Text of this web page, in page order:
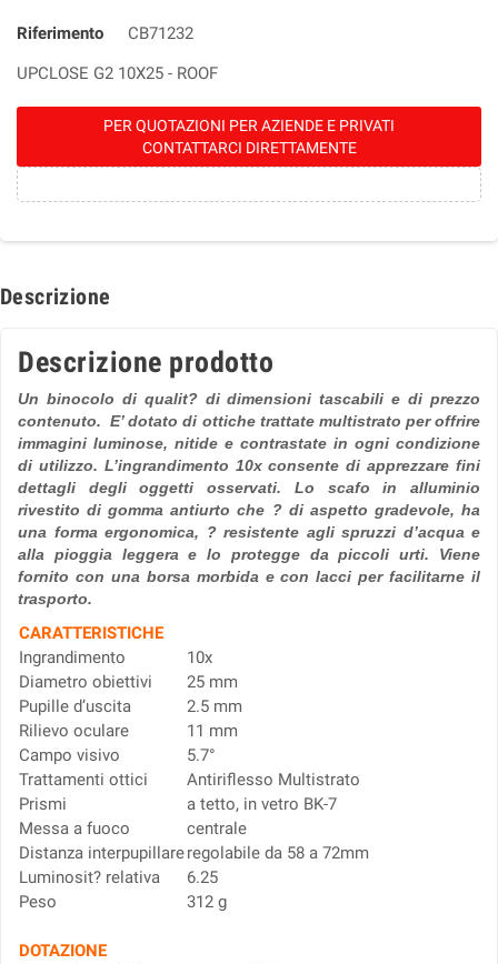
Riferimento
CB71232
UPCLOSE G2 10X25 - ROOF
PER QUOTAZIONI PER AZIENDE E PRIVATI
CONTATTARCI DIRETTAMENTE
Descrizione
Descrizione prodotto
Un binocolo di qualit? di dimensioni tascabili e di prezzo
contenuto. E’ dotato di ottiche trattate multistrato per offrire
immagini luminose, nitide e contrastate in ogni condizione
di utilizzo. L’ingrandimento 10x consente di apprezzare fini
dettagli degli oggetti osservati. Lo scafo in alluminio
rivestito di gomma antiurto che ? di aspetto gradevole, ha
una forma ergonomica, ? resistente agli spruzzi d’acqua e
alla pioggia leggera e lo protegge da piccoli urti. Viene
fornito con una borsa morbida e con lacci per facilitarne il
trasporto.
CARATTERISTICHE
Ingrandimento
10x
Diametro obiettivi
25 mm
Pupille d’uscita
2.5 mm
Rilievo oculare
11 mm
Campo visivo
5.7°
Trattamenti ottici
Antiriflesso Multistrato
Prismi
a tetto, in vetro BK-7
Messa a fuoco
centrale
Distanza interpupillareregolabile da 58 a 72mm
Luminosit? relativa
6.25
Peso
312 g
DOTAZIONE